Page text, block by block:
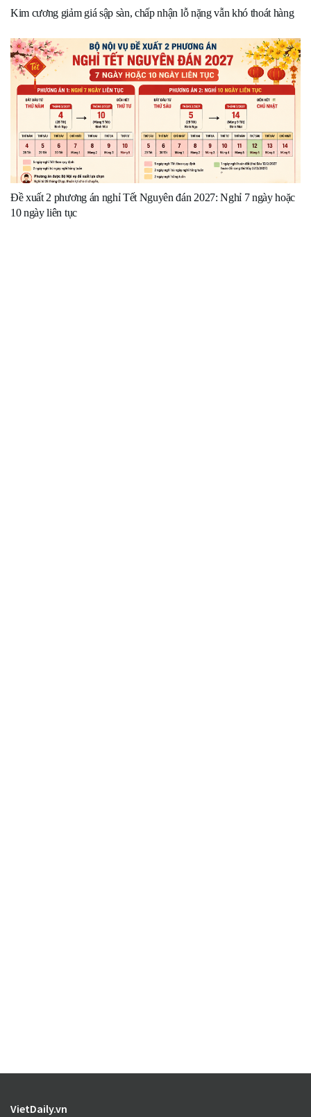
Kim cương giảm giá sập sàn, chấp nhận lỗ nặng vẫn khó thoát hàng
Đề xuất 2 phương án nghỉ Tết Nguyên đán 2027: Nghỉ 7 ngày hoặc
10 ngày liên tục
VietDaily.vn